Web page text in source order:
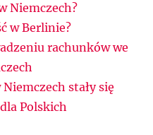
Niemczech?
w Berlinie?
rachunków we
stały się
Polskich